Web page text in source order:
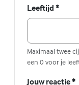
Leeftijd *
Maximaal twee
een 0 voor je
Jouw reactie*